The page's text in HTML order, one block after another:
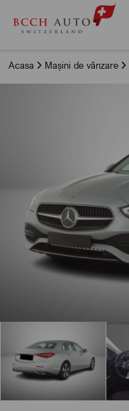
Acasa Mașini de vânzare